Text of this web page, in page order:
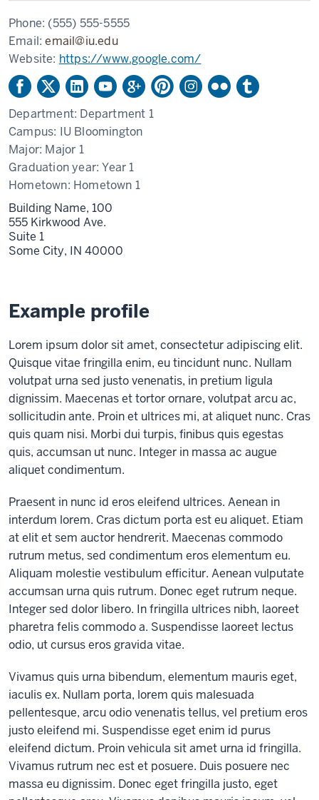
Phone: (555) 555-5555
Email:email@iu.edu
Website: https://www.google.com/
Department: Department 1
Campus: IU Bloomington
Major: Major 1
Graduation year:Year 1
Hometown: Hometown 1
Building Name, 100
555 Kirkwood Ave.
Suite 1
Some City, IN 40000
Example profile
Lorem ipsum dolor sit amet, consectetur adipiscing elit.
Quisque vitae fringilla enim, eu tincidunt nunc. Nullam
volutpat urna sed justo venenatis, in pretium ligula
dignissim. Maecenas et tortor ornare, volutpat arcu ac,
sollicitudin ante. Proin et ultrices mi, at aliquet nunc. Cras
quis quam nisi. Morbi dui turpis, finibus quis egestas
quis, accumsan ut nunc. Integer in massa ac augue
aliquet condimentum.
Praesent in nunc id eros eleifend ultrices. Aenean in
interdum lorem. Cras dictum porta est eu aliquet. Etiam
at elit et sem auctor hendrerit. Maecenas commodo
rutrum metus, sed condimentum eros elementum eu.
Aliquam molestie vestibulum efficitur. Aenean vulputate
accumsan urna quis rutrum. Donec eget rutrum neque.
Integer sed dolor libero. In fringilla ultrices nibh, laoreet
pharetra felis commodo a. Suspendisse laoreet lectus
odio, ut cursus eros gravida vitae.
Vivamus quis urna bibendum, elementum mauris eget,
iaculis ex. Nullam porta, lorem quis malesuada
pellentesque, arcu odio venenatis tellus, vel pretium eros
justo eleifend mi. Suspendisse eget enim id purus
eleifend dictum. Proin vehicula sit amet urna id fringilla.
Vivamus rutrum nec est et posuere. Duis posuere nec
massa eu dignissim. Donec eget fringilla justo, eget